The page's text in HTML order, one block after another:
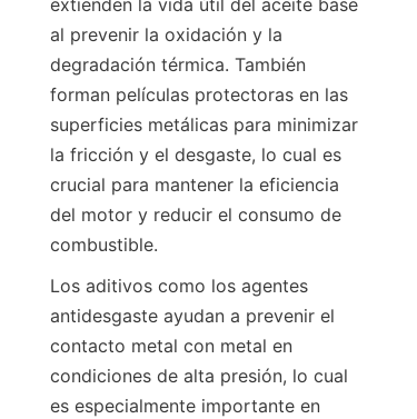
extienden la vida útil del aceite base
al prevenir la oxidación y la
degradación térmica. También
forman películas protectoras en las
superficies metálicas para minimizar
la fricción y el desgaste, lo cual es
crucial para mantener la eficiencia
del motor y reducir el consumo de
Los aditivos como los agentes
antidesgaste ayudan a prevenir el
contacto metal con metal en
condiciones de alta presión, lo cual
es especialmente importante en